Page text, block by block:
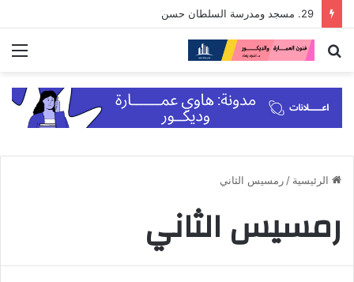
29. مسجد ومدرسة السلطان حسن
بحث
الرئيسية /رمسيس الثاني
رمسيس الثاني